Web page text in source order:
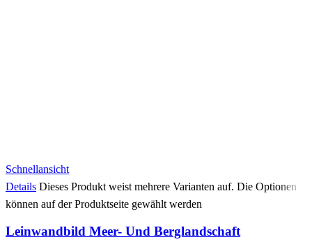
Schnellansicht
Details Dieses Produkt weist mehrere Varianten auf. Die Optionen
können auf der Produktseite gewählt werden
Leinwandbild Meer- Und Berglandschaft